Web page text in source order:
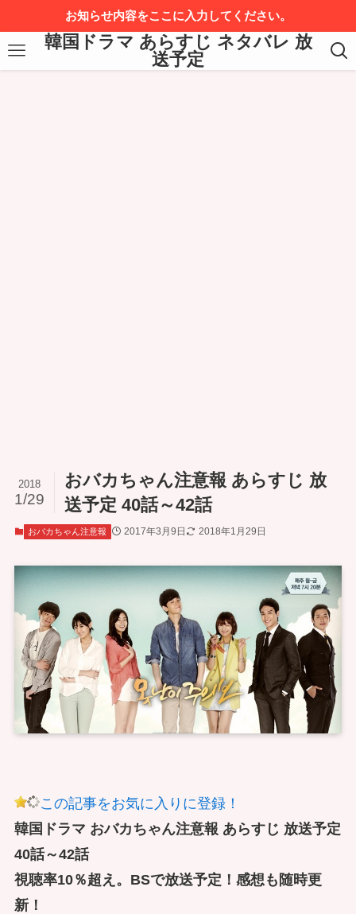
お知らせ内容をここに入力してください。
韓国ドラマ あらすじ ネタバレ 放
送予定
おバカちゃん注意報 あらすじ 放
送予定 40話～42話
2018
1/29
おバカちゃん注意報 2017年3月9日 2018年1月29日
この記事をお気に入りに登録！
韓国ドラマ おバカちゃん注意報 あらすじ 放送予定
40話～42話
視聴率10％超え。BSで放送予定！感想も随時更
新！